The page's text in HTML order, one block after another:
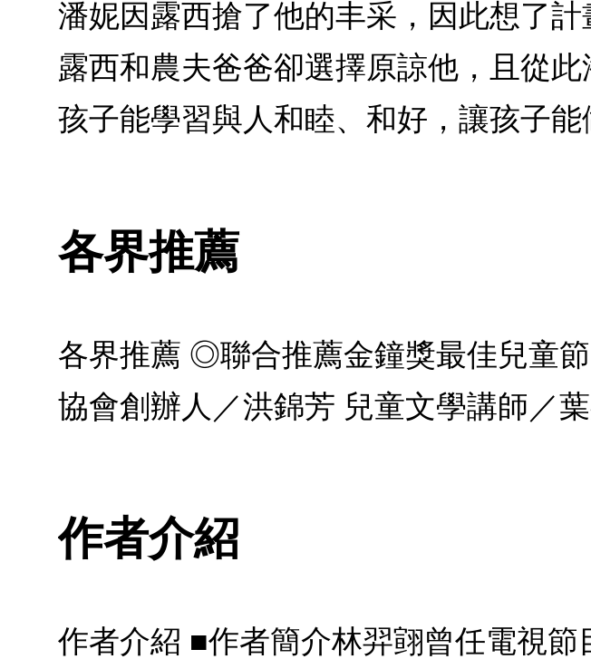
潘妮因露西搶了他的丰采，因此想了
露西和農夫爸爸卻選擇原諒他，且從
孩子能學習與人和睦、和好，讓孩子能
各界推薦
各界推薦 ◎聯合推薦金鐘獎最佳兒童
協會創辦人／洪錦芳 兒童文學講師／
作者介紹
作者介紹 ■作者簡介林羿翧曾任電視